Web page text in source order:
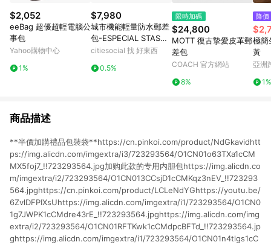
$2,052
eeBag 超優超輕電腦公
事包
Yahoo購物中心
1%
$7,980
城市機能輕量防水郵差
包-ESPECIAL STASH
MESSENGER BAG
citiesocial 找 好東西
0.5%
限時加碼
$24,800
MOTT 復古摯愛皮革郵
差包
COACH 官方網站
8%
降價
極簡
黃
亞洲
1%
商品描述
**半價加購禮品包裝袋**https://cn.pinkoi.com/product/NdGkavidhtt
ps://img.alicdn.com/imgextra/i3/723293564/O1CN01o63TXa1cCM
MX5foj7_!!723293564.jpg加购此款的专用内胆包https://img.alicdn.co
m/imgextra/i2/723293564/O1CN013CCsjD1cCMKqz3nEV_!!723293
564.jpghttps://cn.pinkoi.com/product/LCLeNdYGhttps://youtu.be/
6ZvlDFPIXsUhttps://img.alicdn.com/imgextra/i1/723293564/O1CN0
1g7JWPK1cCMdre43rE_!!723293564.jpghttps://img.alicdn.com/img
extra/i2/723293564/O1CN01RFTKwk1cCMdpcBFTd_!!723293564.jp
ghttps://img.alicdn.com/imgextra/i1/723293564/O1CN01n4tlgs1cC